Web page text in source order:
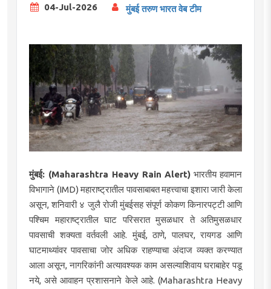
04-Jul-2026 मुंबई तरुण भारत वेब टीम
मुंबई: (Maharashtra Heavy Rain Alert) भारतीय हवामान
विभागाने (IMD) महाराष्ट्रातील पावसाबाबत महत्त्वाचा इशारा जारी केला
असून, शनिवारी ४ जुलै रोजी मुंबईसह संपूर्ण कोकण किनारपट्टी आणि
पश्चिम महाराष्ट्रातील घाट परिसरात मुसळधार ते अतिमुसळधार
पावसाची शक्यता वर्तवली आहे. मुंबई, ठाणे, पालघर, रायगड आणि
घाटमाथ्यांवर पावसाचा जोर अधिक राहण्याचा अंदाज व्यक्त करण्यात
आला असून, नागरिकांनी अत्यावश्यक काम असल्याशिवाय घराबाहेर पडू
नये, असे आवाहन प्रशासनाने केले आहे. (Maharashtra Heavy